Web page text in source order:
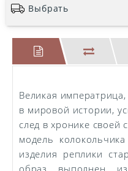
Выбрать
Великая
в мировой истории,
след в хронике своей
модель
изделия реплики
образ выполнен